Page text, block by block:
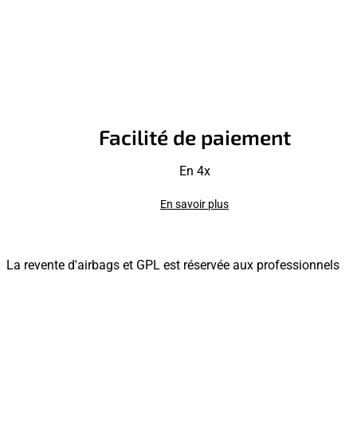
Facilité de paiement
En 4x
En savoir plus
La revente d'airbags et GPL est réservée aux professionnels